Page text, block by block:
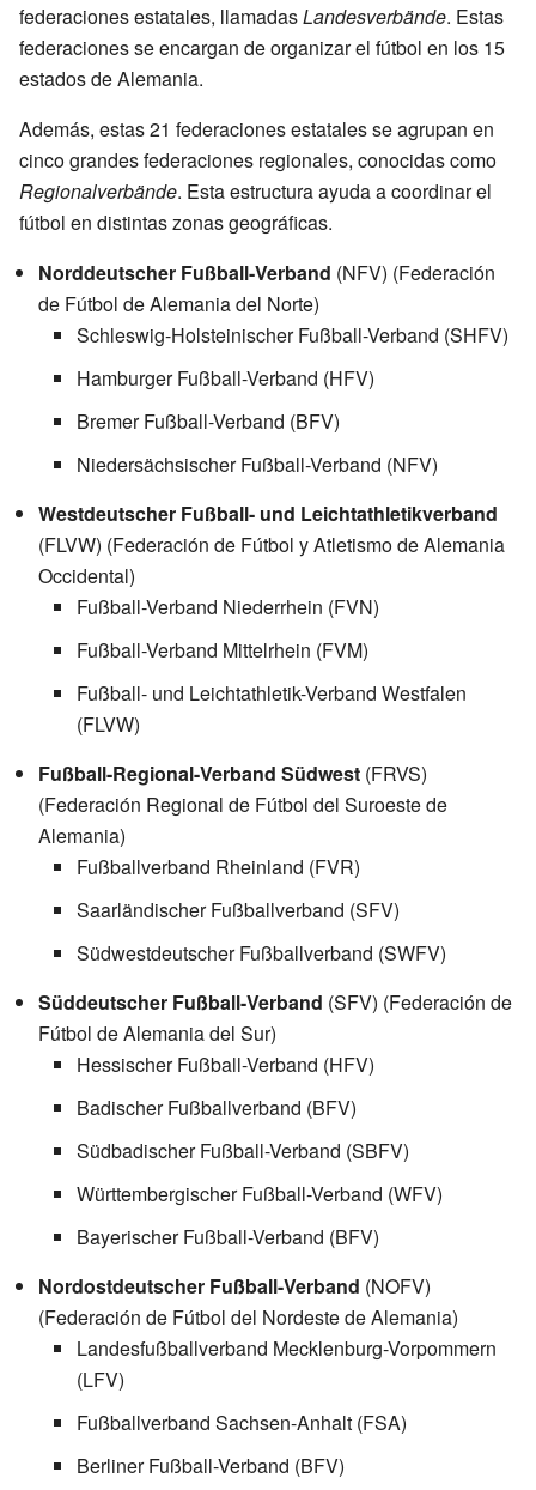
federaciones estatales, llamadasLandesverbände. Estas
federaciones se encargan de organizar el fútbol en los 15
estados de Alemania.
Además, estas 21 federaciones estatales se agrupan en
cinco grandes federaciones regionales, conocidas como
Regionalverbände. Esta estructura ayuda a coordinar el
fútbol en distintas zonas geográficas.
Norddeutscher Fußball-Verband (NFV) (Federación
de Fútbol de Alemania del Norte)
Schleswig-Holsteinischer Fußball-Verband (SHFV)
Hamburger Fußball-Verband (HFV)
Bremer Fußball-Verband (BFV)
Niedersächsischer Fußball-Verband (NFV)
Westdeutscher Fußball- und Leichtathletikverband
(FLVW) (Federación de Fútbol y Atletismo de Alemania
Occidental)
Fußball-Verband Niederrhein (FVN)
Fußball-Verband Mittelrhein (FVM)
Fußball- und Leichtathletik-Verband Westfalen
(FLVW)
Fußball-Regional-Verband Südwest (FRVS)
(Federación Regional de Fútbol del Suroeste de
Alemania)
Fußballverband Rheinland (FVR)
Saarländischer Fußballverband (SFV)
Südwestdeutscher Fußballverband (SWFV)
Süddeutscher Fußball-Verband (SFV) (Federación de
Fútbol de Alemania del Sur)
Hessischer Fußball-Verband (HFV)
Badischer Fußballverband (BFV)
Südbadischer Fußball-Verband (SBFV)
Württembergischer Fußball-Verband (WFV)
Bayerischer Fußball-Verband (BFV)
Nordostdeutscher Fußball-Verband (NOFV)
(Federación de Fútbol del Nordeste de Alemania)
Landesfußballverband Mecklenburg-Vorpommern
(LFV)
Fußballverband Sachsen-Anhalt (FSA)
Berliner Fußball-Verband (BFV)